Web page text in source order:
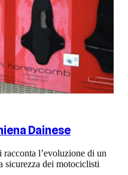
Dainese
l’evoluzione di un
sicurezza dei motociclisti